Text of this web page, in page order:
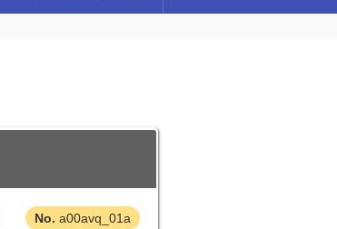
a00avq_01a